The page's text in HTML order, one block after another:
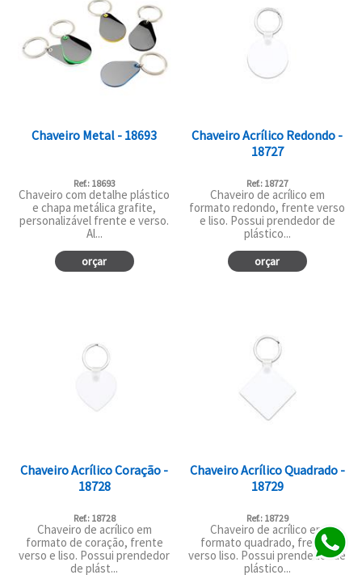
Chaveiro Metal - 18693
Ref.: 18693
Chaveiro com detalhe plástico
e chapa metálica grafite,
personalizável frente e verso.
Al...
orçar
Chaveiro Acrílico Redondo -
18727
Ref.: 18727
Chaveiro de acrílico em
formato redondo, frente verso
e liso. Possui prendedor de
plástico...
orçar
Chaveiro Acrílico Coração -
18728
Ref.: 18728
Chaveiro de acrílico em
formato de coração, frente
verso e liso. Possui prendedor
de plást...
Chaveiro Acrílico Quadrado -
18729
Ref.: 18729
Chaveiro de acrílico em
formato quadrado, frente,
verso liso. Possui prendedor de
plástico...